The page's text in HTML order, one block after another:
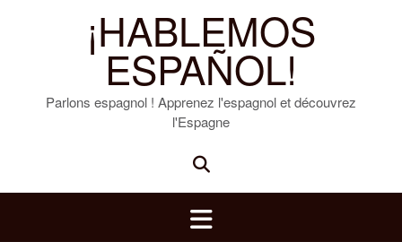
¡HABLEMOS
ESPAÑOL!
Parlons espagnol ! Apprenez l'espagnol et découvrez
l'Espagne